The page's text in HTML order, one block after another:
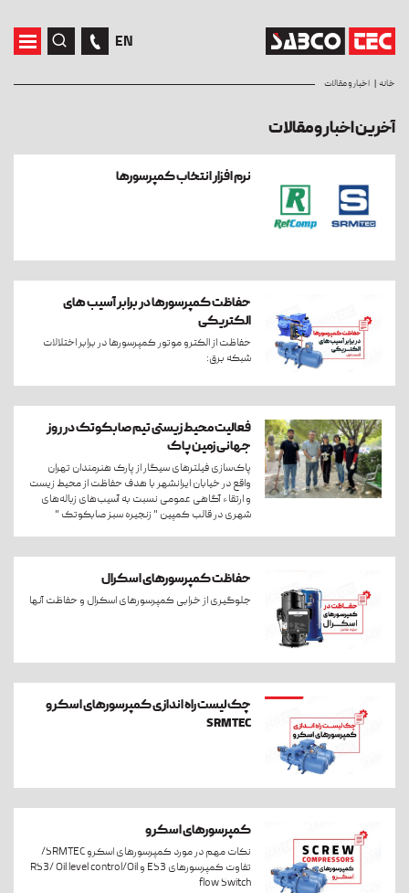
EN
خانه اخبار و مقالات
آخرین اخبار و مقالات
نرم افزار انتخاب کمپرسورها
حفاظت کمپرسورها در برابر آسیب های
الکتریکی
حفاظت از الکترو موتور کمپرسورها در برابر اختلالات
شبکه برق:
فعالیت محیط زیستی تیم صابکوتک در روز
جهانی زمین پاک
پاک‌سازی فیلترهای سیگار از پارک هنرمندان تهران
واقع در خیابان ایرانشهر با هدف حفاظت از محیط زیست
و ارتقاء آگاهی عمومی نسبت به آسیب‌های زباله‌های
شهری در قالب کمپین " زنجیره سبز صابکوتک "
حفاظت کمپرسورهای اسکرال
جلوگیری از خرابی کمپرسورهای اسکرال و حفاظت آنها
چک لیست راه اندازی کمپرسورهای اسکرو
SRMTEC
کمپرسورهای اسکرو
نکات مهم در مورد کمپرسورهای اسکرو SRMTEC/
تفاوت کمپرسورهای ES3 و RS3/ Oil level control/Oil
flow Switch